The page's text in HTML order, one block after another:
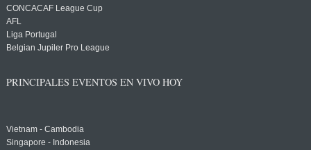
CONCACAF League Cup
AFL
Liga Portugal
Belgian Jupiler Pro League
PRINCIPALES EVENTOS EN VIVO HOY
Vietnam - Cambodia
Singapore - Indonesia